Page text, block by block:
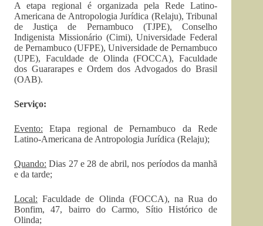
A etapa regional é organizada pela Rede Latino-
Americana de Antropologia Jurídica (Relaju), Tribunal
de Justiça de Pernambuco (TJPE), Conselho
Indigenista Missionário (Cimi), Universidade Federal
de Pernambuco (UFPE), Universidade de Pernambuco
(UPE), Faculdade de Olinda (FOCCA), Faculdade
dos Guararapes e Ordem dos Advogados do Brasil
(OAB).
Serviço:
Evento: Etapa regional de Pernambuco da Rede
Latino-Americana de Antropologia Jurídica (Relaju);
Quando: Dias 27 e 28 de abril, nos períodos da manhã
e da tarde;
Local: Faculdade de Olinda (FOCCA), na Rua do
Bonfim, 47, bairro do Carmo, Sítio Histórico de
Olinda;